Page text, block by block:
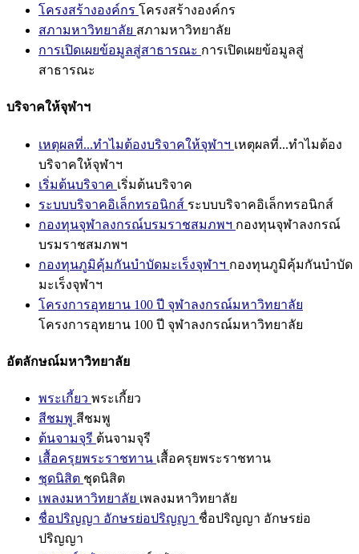
โครงสร้างองค์กร โครงสร้างองค์กร
สภามหาวิทยาลัย สภามหาวิทยาลัย
การเปิดเผยข้อมูลสู่สาธารณะ การเปิดเผยข้อมูลสู่
สาธารณะ
บริจาคให้จุฬาฯ
เหตุผลที่...ทำไมต้องบริจาคให้จุฬาฯ เหตุผลที่...ทำไมต้อง
บริจาคให้จุฬาฯ
เริ่มต้นบริจาค เริ่มต้นบริจาค
ระบบบริจาคอิเล็กทรอนิกส์ ระบบบริจาคอิเล็กทรอนิกส์
กองทุนจุฬาลงกรณ์บรมราชสมภพฯ กองทุนจุฬาลงกรณ์
บรมราชสมภพฯ
กองทุนภูมิคุ้มกันบำบัดมะเร็งจุฬาฯ กองทุนภูมิคุ้มกันบำบัด
มะเร็งจุฬาฯ
โครงการอุทยาน 100 ปี จุฬาลงกรณ์มหาวิทยาลัย
โครงการอุทยาน 100 ปี จุฬาลงกรณ์มหาวิทยาลัย
อัตลักษณ์มหาวิทยาลัย
พระเกี้ยว พระเกี้ยว
สีชมพู สีชมพู
ต้นจามจุรี ต้นจามจุรี
เสื้อครุยพระราชทาน เสื้อครุยพระราชทาน
ชุดนิสิต ชุดนิสิต
เพลงมหาวิทยาลัย เพลงมหาวิทยาลัย
ชื่อปริญญา อักษรย่อปริญญา ชื่อปริญญา อักษรย่อ
ปริญญา